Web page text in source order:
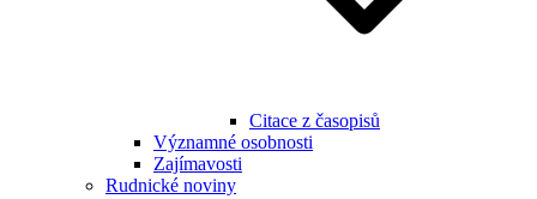
Citace z časopisů
Významné osobnosti
Zajímavosti
Rudnické noviny